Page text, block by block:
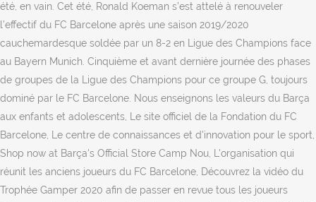
été, en vain. Cet été, Ronald Koeman s’est attelé à renouveler
l’effectif du FC Barcelone après une saison 2019/2020
cauchemardesque soldée par un 8-2 en Ligue des Champions face
au Bayern Munich. Cinquième et avant dernière journée des phases
de groupes de la Ligue des Champions pour ce groupe G, toujours
dominé par le FC Barcelone. Nous enseignons les valeurs du Barça
aux enfants et adolescents, Le site officiel de la Fondation du FC
Barcelone, Le centre de connaissances et d'innovation pour le sport,
Shop now at Barça's Official Store Camp Nou, L'organisation qui
réunit les anciens joueurs du FC Barcelone, Découvrez la vidéo du
Trophée Gamper 2020 afin de passer en revue tous les joueurs